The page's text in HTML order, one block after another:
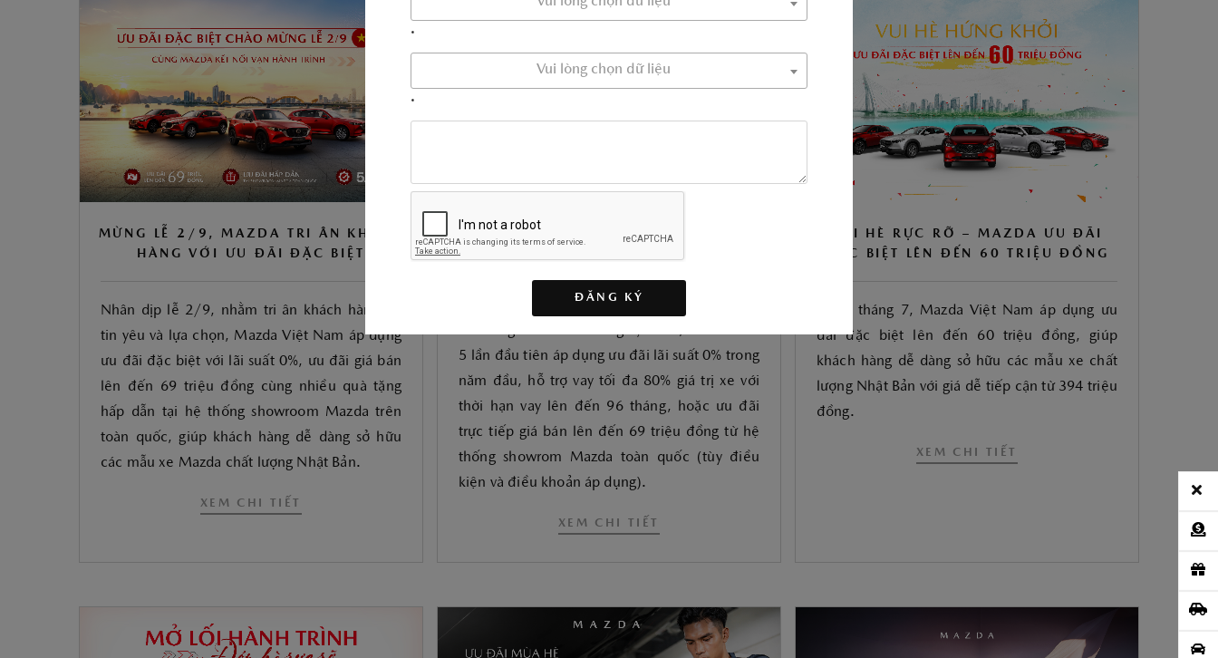
ĐẶT LỊCH HẸN
lý xe và cung cấp thông tin hướng dẫn sử dụng xe, Đặt hẹn dịch vụ
tại đại lý mình yêu thích, Cập nhật thông tin sự kiện, ưu đãi mới
nhất từ Mazda Việt Nam.
TẢI ỨNG DỤNG
MỪNG LỄ 2/9, MAZDA TRI ÂN KHÁCH
HÀNG VỚI ƯU ĐÃI ĐẶC BIỆT
Nhân dịp lễ 2/9, nhằm tri ân khách hàng đã
tin yêu và lựa chọn, Mazda Việt Nam áp dụng
ưu đãi đặc biệt với lãi suất 0%, ưu đãi giá bán
lên đến 69 triệu đồng cùng nhiều quà tặng
hấp dẫn tại hệ thống showroom Mazda trên
toàn quốc, giúp khách hàng dễ dàng sở hữu
các mẫu xe Mazda chất lượng Nhật Bản.
XEM CHI TIẾT
MAZDA CX-5 LẦN ĐẦU ÁP DỤNG ƯU
ĐÃI LÃI SUẤT 0%, MỞ RỘNG CƠ HỘI
5 lần đầu tiên áp dụng ưu đãi lãi suất 0% trong
năm đầu, hỗ trợ vay tối đa 80% giá trị xe với
thời hạn vay lên đến 96 tháng, hoặc ưu đãi
trực tiếp giá bán lên đến 69 triệu đồng từ hệ
thống showrom Mazda toàn quốc (tùy điều
kiện và điều khoản áp dụng).
XEM CHI TIẾT
VUI HÈ RỰC RỠ – MAZDA ƯU ĐÃI
ĐẶC BIỆT LÊN ĐẾN 60 TRIỆU ĐỒNG
Trong tháng 7, Mazda Việt Nam áp dụng ưu
đãi đặc biệt lên đến 60 triệu đồng, giúp
khách hàng dễ dàng sở hữu các mẫu xe chất
lượng Nhật Bản với giá dễ tiếp cận từ 394 triệu
đồng.
XEM CHI TIẾT
*
Vui lòng chọn dữ liệu
*
ĐĂNG KÝ